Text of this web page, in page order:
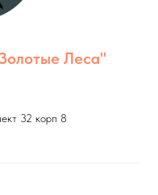
Леса"
32 корп 8